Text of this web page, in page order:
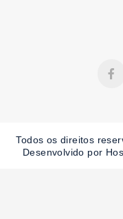
a
k
-
Todos os direitos
Desenvolvido por